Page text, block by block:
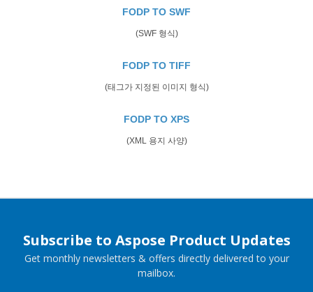
FODP TO SWF
(SWF 형식)
FODP TO TIFF
(태그가 지정된 이미지 형식)
FODP TO XPS
(XML 용지 사양)
Subscribe to Aspose Product Updates
Get monthly newsletters & offers directly delivered to your
mailbox.